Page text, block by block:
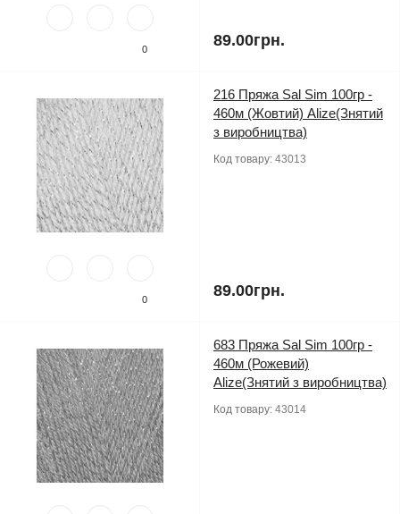
0 89.00грн.
0
216 Пряжа Sal Sim 100гр -
460м (Жовтий) Alize(Знятий
з виробництва)
Код товару: 43013
89.00грн.
683 Пряжа Sal Sim 100гр -
460м (Рожевий)
Alize(Знятий з виробництва)
Код товару: 43014